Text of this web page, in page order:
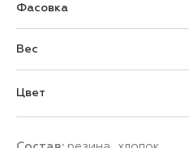
Фасовка
Вес
Цвет